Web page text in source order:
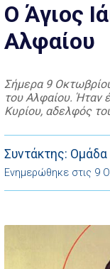
Ο Άγιος
Αλφαίου
Σήμερα 9
του Αλφαίου. Ήταν
Κυρίου, αδελφός
του Χριστού στην
χώρες για να
βωμούς των […]
Συντάκτης:
Ενημερώθηκε στις 9